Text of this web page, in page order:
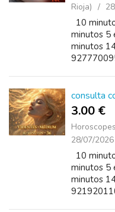
Rioja)
10
minutos 5
minutos
consulta
3.00 €
28/07/2026
10
minutos 5
minutos